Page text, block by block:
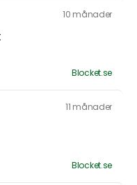
10 månader
Blocket.se
11 månader
Blocket.se